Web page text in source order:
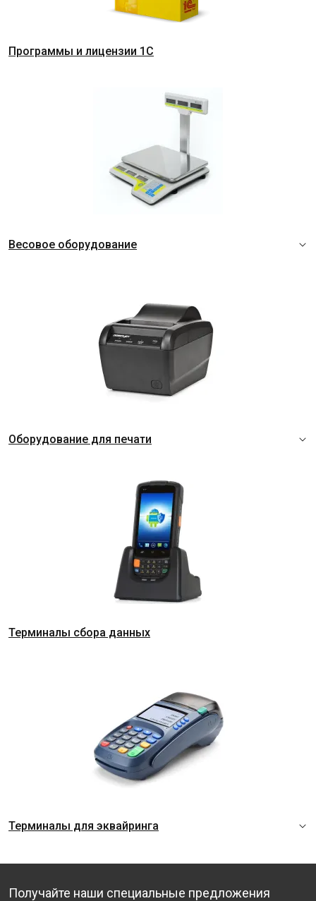
Программы и лицензии 1C
Весовое оборудование
Оборудование для печати
Терминалы сбора данных
Терминалы для эквайринга
Получайте наши специальные предложения